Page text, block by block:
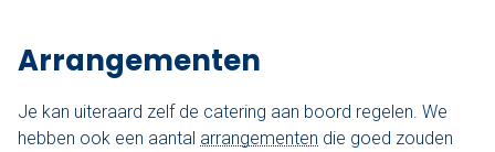
Arrangementen
Je kan uiteraard zelf de catering aan boord regelen. We
hebben ook een aantal arrangementen die goed zouden